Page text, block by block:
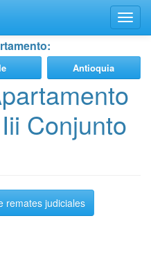
Antioquia
Conjunto
remates judiciales